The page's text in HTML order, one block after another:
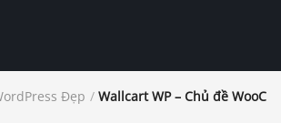
Đẹp / Wallcart WP – Chủ đề WooC